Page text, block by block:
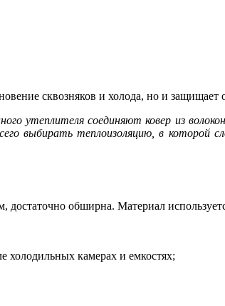
сквозняков и холода, но и защищает
утеплителя соединяют ковер из
выбирать теплоизоляцию, в которой
обширна. Материал
камерах и емкостях;